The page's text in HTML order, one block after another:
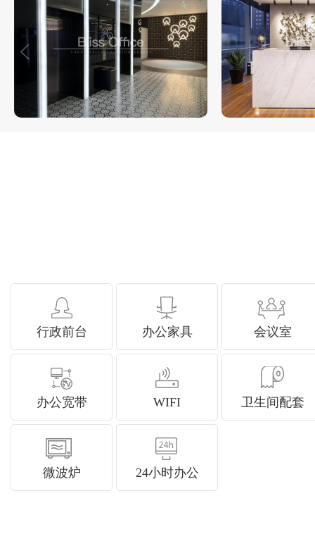
行政前台 办公家具 会议室
办公宽带 WIFI 卫生间配套
微波炉 24小时办公